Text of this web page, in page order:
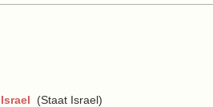
Israel (Staat Israel)